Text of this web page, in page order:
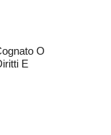
O
E